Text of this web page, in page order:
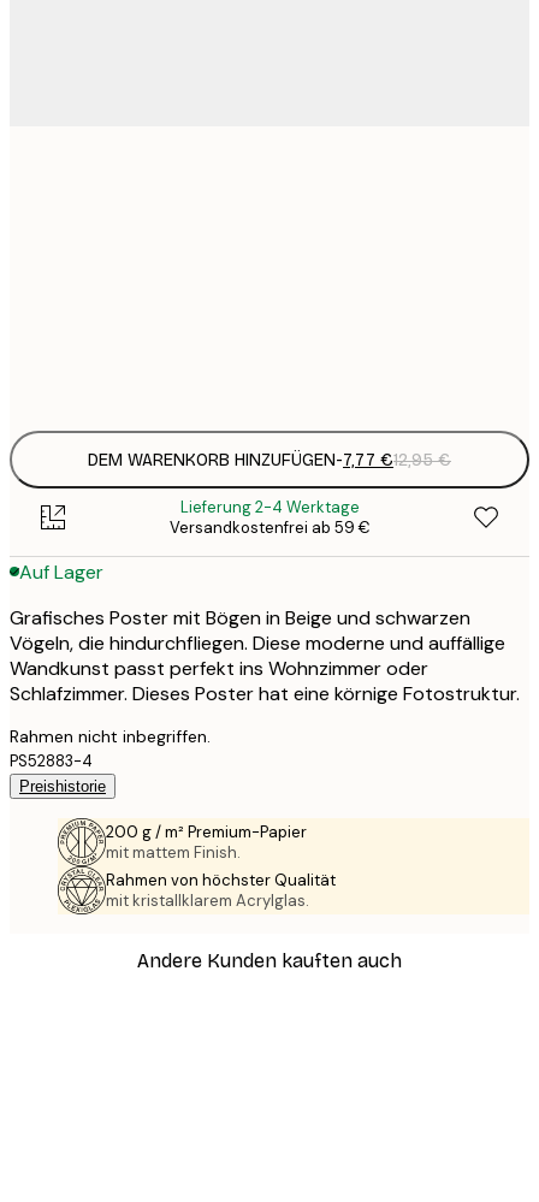
DEM WARENKORB HINZUFÜGEN-7,77 €12,95 €
Lieferung 2-4 Werktage
Versandkostenfrei ab 59 €
Auf Lager
Grafisches Poster mit Bögen in Beige und schwarzen
Vögeln, die hindurchfliegen. Diese moderne und auffällige
Wandkunst passt perfekt ins Wohnzimmer oder
Schlafzimmer. Dieses Poster hat eine körnige Fotostruktur.
Rahmen nicht inbegriffen.
PS52883-4
Preishistorie
200 g / m² Premium-Papier
mit mattem Finish.
Rahmen von höchster Qualität
mit kristallklarem Acrylglas.
Andere Kunden kauften auch